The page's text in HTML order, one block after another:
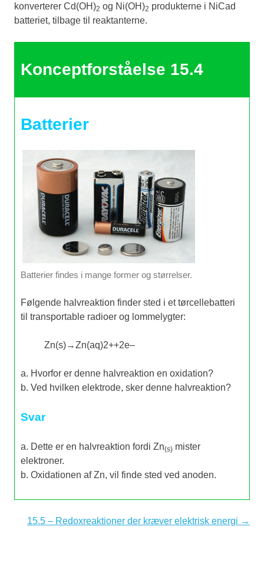
konverterer Cd(OH)2 og Ni(OH)2 produkterne i NiCad
batteriet, tilbage til reaktanterne.
Konceptforståelse 15.4
Batterier
Batterier findes i mange former og størrelser.
Følgende halvreaktion finder sted i et tørcellebatteri
til transportable radioer og lommelygter:
Zn(s)→Zn(aq)2++2e–
a. Hvorfor er denne halvreaktion en oxidation?
b. Ved hvilken elektrode, sker denne halvreaktion?
Svar
a. Dette er en halvreaktion fordi Zn(s)mister
elektroner.
b. Oxidationen af Zn, vil finde sted ved anoden.
15.5 – Redoxreaktioner der kræver elektrisk energi →